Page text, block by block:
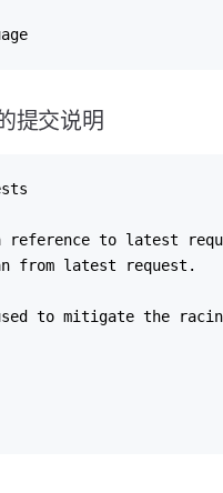
提交说明
reference to latest
from latest request.
used to mitigate the